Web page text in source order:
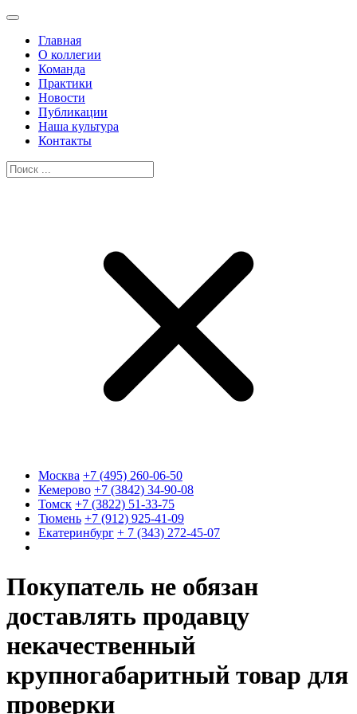
Главная
О коллегии
Команда
Практики
Новости
Публикации
Наша культура
Контакты
Москва +7 (495) 260-06-50
Кемерово +7 (3842) 34-90-08
Томск +7 (3822) 51-33-75
Тюмень +7 (912) 925-41-09
Екатеринбург + 7 (343) 272-45-07
Покупатель не обязан
доставлять продавцу
некачественный
крупногабаритный товар для
проверки